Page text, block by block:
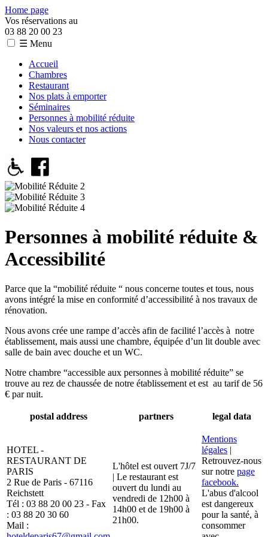
Home page
Vos réservations au
03 88 20 00 23
☰ Menu
Accueil
Chambres
Restaurant
Nos plats à emporter
Séminaires
Personnes à mobilité réduite
Nos valeurs et nos actions
Nous contacter
Personnes à mobilité réduite &
Accessibilité
Parce que la “mobilité réduite “ nous concerne toutes et tous, nous
avons intégré la mise en conformité d’accessibilité à nos travaux de
rénovation.
Nous avons crée une rampe d’accès afin de facilité l’accès à notre
établissement, mais aussi une chambre, équipée d’un lit double avec
salle de bain avec douche et un WC.
Notre chambre “accessible aux personnes à mobilité réduite” se
trouve au rez de chaussée de notre établissement et est au tarif de 56
€ par nuit.
postal address partners legal data
HOTEL -
RESTAURANT DE
PARIS
2 Rue de Paris - 67116
Reichstett
Tél : 03 88 20 00 23 - Fax
: 03 88 20 30 60
Mail :
L'hôtel est ouvert 7J/7
| Le restaurant est
ouvert du lundi au
vendredi de 12h00 à
14h00 et de 19h00 à
21h00.
Mentions
légales |
Retrouvez-nous
sur notre page
facebook.
L'abus d'alcool
est dangereux
pour la santé, à
consommer